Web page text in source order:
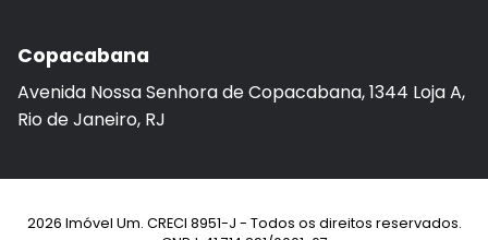
Copacabana
Avenida Nossa Senhora de Copacabana, 1344 Loja A,
Rio de Janeiro, RJ
2026 Imóvel Um. CRECI 8951-J - Todos os direitos reservados.